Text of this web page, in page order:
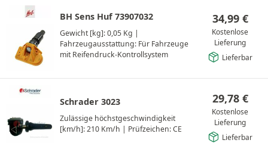
BH Sens Huf 73907032
Gewicht [kg]: 0,05 Kg |
Fahrzeugausstattung: Für Fahrzeuge
mit Reifendruck-Kontrollsystem
34,99 €
Kostenlose
Lieferung
Lieferbar
Schrader 3023
Zulässige höchstgeschwindigkeit
[km/h]: 210 Km/h | Prüfzeichen: CE
29,78 €
Kostenlose
Lieferung
Lieferbar